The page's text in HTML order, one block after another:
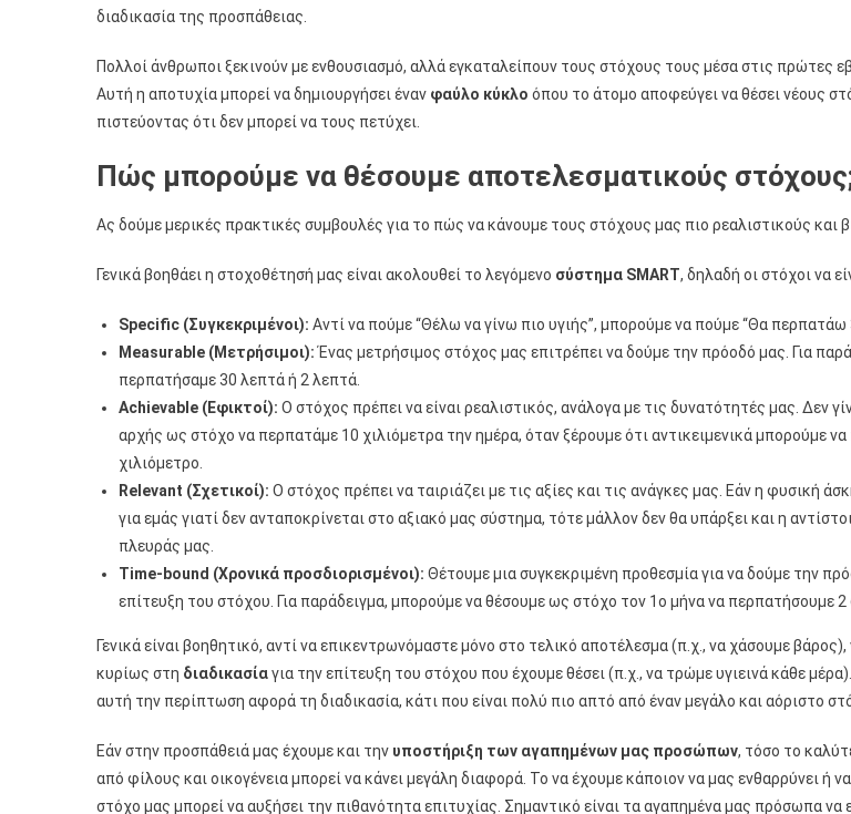
διαδικασία της προσπάθειας.
Πολλοί άνθρωποι ξεκινούν με ενθουσιασμό, αλλά εγκαταλείπουν τους στόχους τους μέσα στις πρώτες
Αυτή η αποτυχία μπορεί να δημιουργήσει έναν φαύλο κύκλο όπου το άτομο αποφεύγει να θέσει νέους
πιστεύοντας ότι δεν μπορεί να τους πετύχει.
Πώς μπορούμε να θέσουμε αποτελεσματικούς
Ας δούμε μερικές πρακτικές συμβουλές για το πώς να κάνουμε τους στόχους μας πιο ρεαλιστικούς και
Γενικά βοηθάει η στοχοθέτησή μας είναι ακολουθεί το λεγόμενο σύστημα SMART, δηλαδή οι στόχοι να
Specific (Συγκεκριμένοι): Αντί να πούμε “Θέλω να γίνω πιο υγιής”, μπορούμε να πούμε “Θα περπατάω
Measurable (Μετρήσιμοι):Ένας μετρήσιμος στόχος μας επιτρέπει να δούμε την πρόοδό μας. Για
περπατήσαμε 30 λεπτά ή 2 λεπτά.
Achievable (Εφικτοί): Ο στόχος πρέπει να είναι ρεαλιστικός, ανάλογα με τις δυνατότητές μας. Δεν
αρχής ως στόχο να περπατάμε 10 χιλιόμετρα την ημέρα, όταν ξέρουμε ότι αντικειμενικά μπορούμε
χιλιόμετρο.
Relevant (Σχετικοί): Ο στόχος πρέπει να ταιριάζει με τις αξίες και τις ανάγκες μας. Εάν η φυσική
για εμάς γιατί δεν ανταποκρίνεται στο αξιακό μας σύστημα, τότε μάλλον δεν θα υπάρξει και η
πλευράς μας.
Time-bound (Χρονικά προσδιορισμένοι): Θέτουμε μια συγκεκριμένη προθεσμία για να δούμε την
επίτευξη του στόχου. Για παράδειγμα, μπορούμε να θέσουμε ως στόχο τον 1ο μήνα να περπατήσουμε
Γενικά είναι βοηθητικό, αντί να επικεντρωνόμαστε μόνο στο τελικό αποτέλεσμα (π.χ., να χάσουμε
κυρίως στη διαδικασίαγια την επίτευξη του στόχου που έχουμε θέσει (π.χ., να τρώμε υγιεινά κάθε
αυτή την περίπτωση αφορά τη διαδικασία, κάτι που είναι πολύ πιο απτό από έναν μεγάλο και αόριστο
Εάν στην προσπάθειά μας έχουμε και την υποστήριξη των αγαπημένων μας προσώπων, τόσο το
από φίλους και οικογένεια μπορεί να κάνει μεγάλη διαφορά. Το να έχουμε κάποιον να μας ενθαρρύνει ή
στόχο μας μπορεί να αυξήσει την πιθανότητα επιτυχίας. Σημαντικό είναι τα αγαπημένα μας πρόσωπα να